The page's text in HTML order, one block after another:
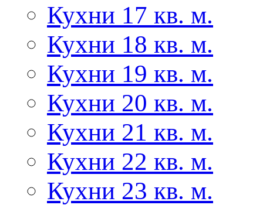
Кухни 17 кв. м.
Кухни 18 кв. м.
Кухни 19 кв. м.
Кухни 20 кв. м.
Кухни 21 кв. м.
Кухни 22 кв. м.
Кухни 23 кв. м.